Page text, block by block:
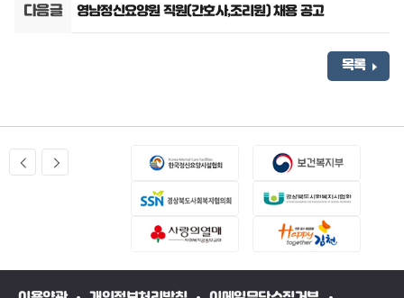
다음글 영남정신요양원 직원(간호사,조리원) 채용 공고
목록